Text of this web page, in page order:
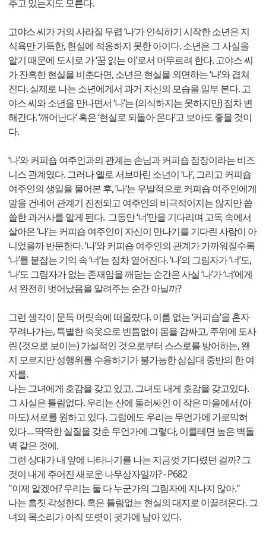
추고 있는지도 모른다.
고야스 씨가 거의 사라질 무렵 ‘나’가 인식하기 시작한 소년은 지
식욕만 가득한, 현실에 적응하지 못한 아이다. 소년은 그 사실을
알기 때문에 도시로 가 ‘꿈 읽는 이’로서 머무르려 한다. 고야스 씨
가 잔혹한 현실을 비춘다면, 소년은 현실을 외면하는 ‘나’와 겹쳐
진다. 실제로 나는 소년에게서 과거 자신의 모습을 일부 본다. 고
야스 씨와 소년을 만나면서 ‘나’는 (의식하지는 못하지만) 점차 변
해간다. ‘깨어난다’ 혹은 ‘현실로 되돌아 온다’고 보아도 좋을 것이
다.
‘나’와 커피숍 여주인과의 관계는 손님과 커피숍 점장이라는 비즈
니스 관계였다. 그러나 옐로 서브마린 소년이 ‘나’, 그리고 커피숍
여주인의 생일을 물어본 후, ’나‘는 우발적으로 커피숍 여주인에게
말을 건네어 관계기 진전되고 여주인의 비극적이지는 않지만 씁
쓸한 과거사를 알게 된다. 그동안 ‘너’만을 기다리며 고독 속에서
살아온 ‘나’는 커피숍 여주인이 자신이 만나기를 기다린 사람이 아
니었을까 반문한다. ‘나’와 커피숍 여주인의 관계가 가까워질수록
‘나’를 붙잡는 기억 속 ‘너’는 점차 옅어진다. ‘나’의 그림자가 ‘너’도,
‘나’도 그림자가 없는 존재임을 깨닫는 순간은 사실 ‘나’가 ‘너’에게
서 완전히 벗어났음을 알려주는 순간 아닐까?
그런 생각이 문득 머릿속에 떠올랐다. 이름 없는 ‘커피숍‘을 혼자
꾸려나가는, 특별한 속옷으로 빈틈없이 몸을 감싸고, 주위에 도사
린 (것으로 보이는) 가설적인 것으로부터 스스로를 방어하는, 왠
지 모르지만 성행위를 수용하기가 불가능한 삼십대 중반의 한 여
자를.
나는 그녀에게 호감을 갖고 있고, 그녀도 내게 호감을 갖고있다.
그 사실은 틀림없다. 우리는 산에 둘러싸인 이 작은 마을에서 (아
마도) 서로를 원하고 있다. 그럼에도 우리는 무언가에 가로막혀
있다ㅡ딱딱한 실질을 갖춘 무언가에 그렇다, 이를테면 높은 벽돌
벽 같은 것에.
그런 상대가 내 앞에 나타나기를 나는 지금껏 기다렸던 걸까? 그
것이 내게 주어진 새로운 나무상자일까? - P682
"이제 알겠어? 우리는 둘 다 누군가의 그림자에 지나지 않아."
나는 흠칫 각성한다. 혹은 틀림없는 현실의 대지로 이끌려온다. 그
녀의 목소리가 아직 또렷이 귓가에 남아 있다.